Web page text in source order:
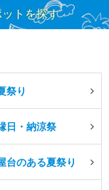
トを探す
祭り
日・納涼祭
台のある夏祭り